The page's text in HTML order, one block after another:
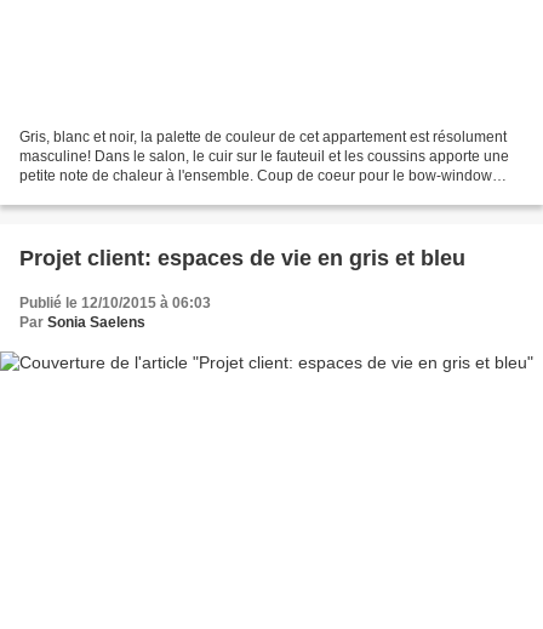
Gris, blanc et noir, la palette de couleur de cet appartement est résolument
masculine! Dans le salon, le cuir sur le fauteuil et les coussins apporte une
petite note de chaleur à l'ensemble. Coup de coeur pour le bow-window
Projet client: espaces de vie en gris et bleu
Publié le 12/10/2015 à 06:03
Par Sonia Saelens